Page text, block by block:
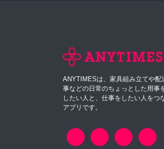
ANYTIMESは、家具組み立てや配
事などの日常のちょっとした用事
したい人と、仕事をしたい人をつ
アプリです。